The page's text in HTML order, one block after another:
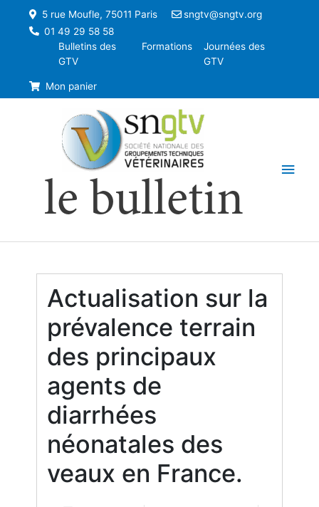
5 rue Moufle, 75011 Paris
sngtv@sngtv.org
01 49 29 58 58
Bulletins des
GTV
Formations
Journées des
GTV
Mon panier
le bulletin
Actualisation sur la
prévalence terrain
des principaux
agents de
diarrhées
néonatales des
veaux en France.